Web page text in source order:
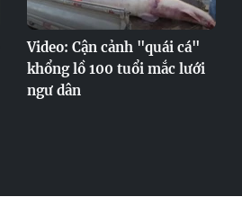
Video: Cận cảnh "quái cá"
khổng lồ 100 tuổi mắc lưới
ngư dân